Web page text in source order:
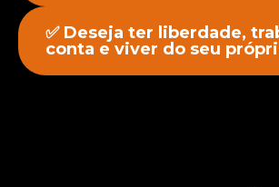
✅ Deseja ter liberdade,
conta e viver do seu